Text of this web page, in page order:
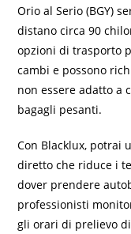
Orio al Serio (BGY)
distano circa 90
opzioni di trasporto
cambi e possono
non essere adatto a
bagagli pesanti.
Con Blacklux, potrai
diretto che riduce i
dover prendere
professionisti
gli orari di prelievo